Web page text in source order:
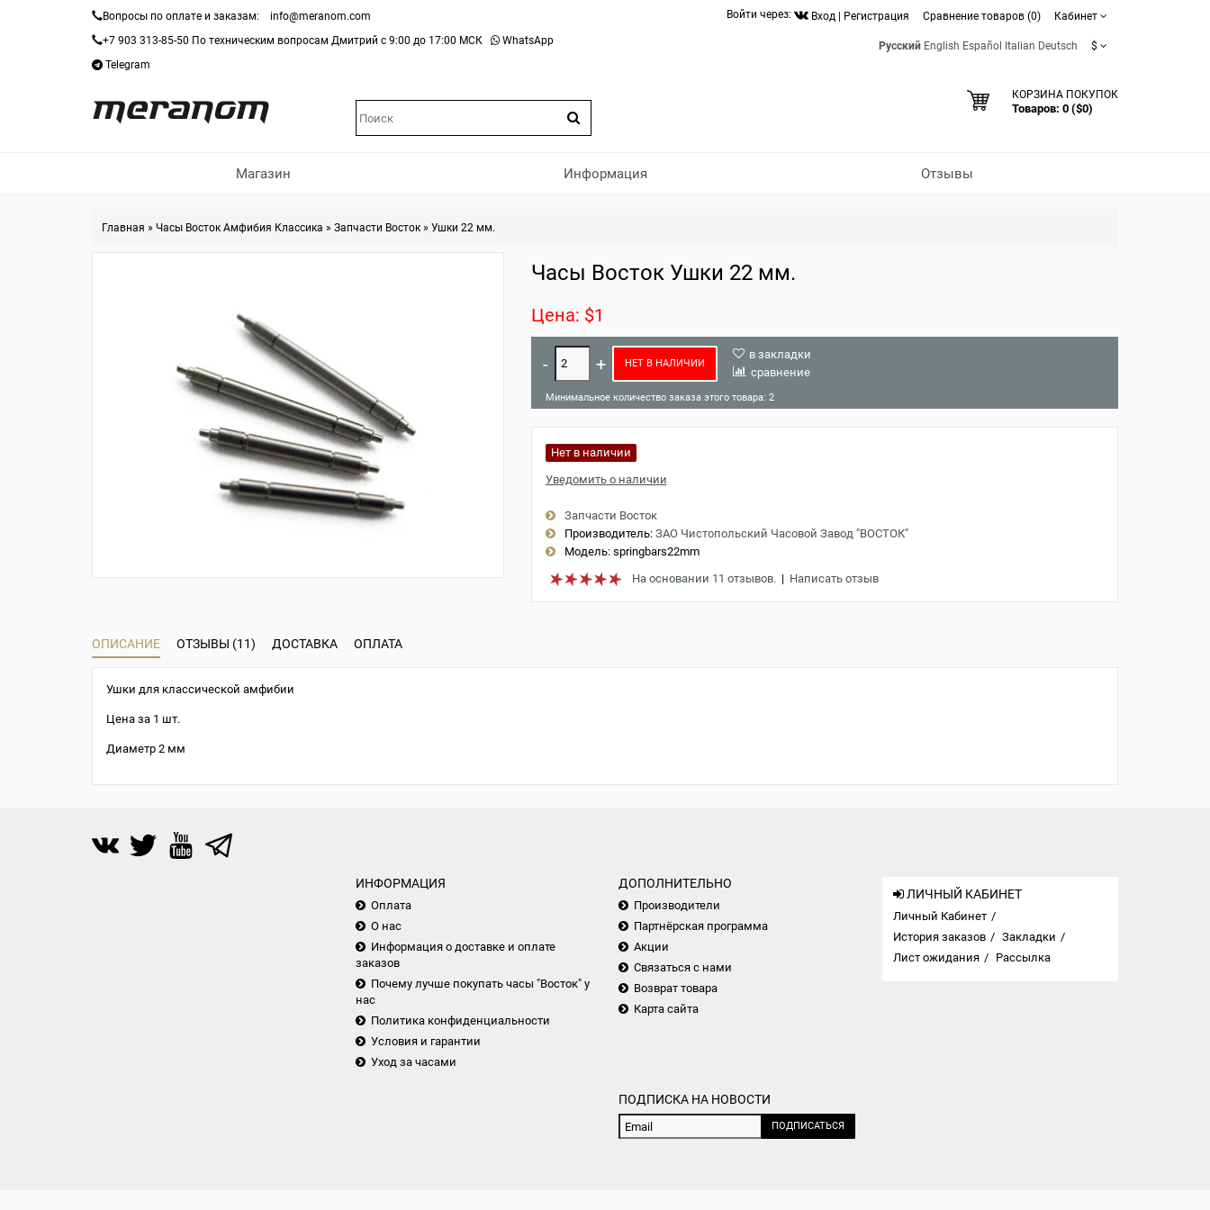
Вопросы по оплате и заказам:
info@meranom.com
+7 903 313-85-50 По техническим вопросам Дмитрий с 9:00 до 17:00 МСК
WhatsApp
Telegram
Войти через: Вход Регистрация Сравнение товаров (0) Кабинет
Русский English Español Italian Deutsch $
КОРЗИНА ПОКУПОК
Товаров: 0 ($0)
Магазин Информация Отзывы
Главная » Часы Восток Амфибия Классика » Запчасти Восток » Ушки 22 мм.
Часы Восток Ушки 22 мм.
Цена: $1
НЕТ В НАЛИЧИИ
в закладки
сравнение
Минимальное количество заказа этого товара: 2
Нет в наличии
Уведомить о наличии
Запчасти Восток
Производитель: ЗАО Чистопольский Часовой Завод "ВОСТОК"
Модель:springbars22mm
На основании 11 отзывов.| Написать отзыв
ОПИСАНИЕ ОТЗЫВЫ (11) ДОСТАВКА ОПЛАТА
Ушки для классической амфибии
Цена за 1 шт.
Диаметр 2 мм
ИНФОРМАЦИЯ
Оплата
О нас
Информация о доставке и оплате
заказов
Почему лучше покупать часы "Восток" у
нас
Политика конфиденциальности
Условия и гарантии
Уход за часами
ДОПОЛНИТЕЛЬНО
Производители
Партнёрская программа
Акции
Связаться с нами
Возврат товара
Карта сайта
ПОДПИСКА НА НОВОСТИ
ПОДПИСАТЬСЯ
ЛИЧНЫЙ КАБИНЕТ
Личный Кабинет
История заказов
Закладки
Лист ожидания
Рассылка